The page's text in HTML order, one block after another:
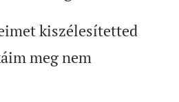
kiszélesítetted
meg nem